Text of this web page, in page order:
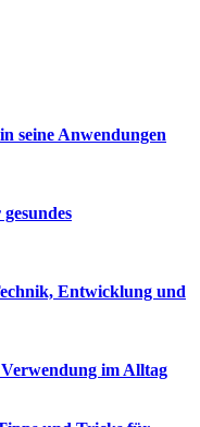
seine Anwendungen
Entwicklung und
im Alltag